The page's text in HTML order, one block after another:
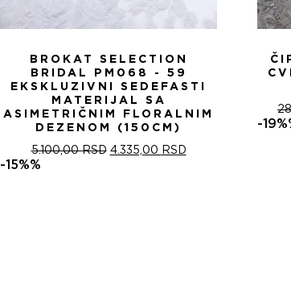
BROKAT SELECTION
BRIDAL PM068 - 59
EKSKLUZIVNI SEDEFASTI
MATERIJAL SA
ASIMETRIČNIM FLORALNIM
DEZENOM (150CM)
5.100,00RSD ОРИГИНАЛНА
4.335,00 RSDТРЕНУТНА
-15%%
-